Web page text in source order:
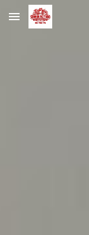
Skip to main content